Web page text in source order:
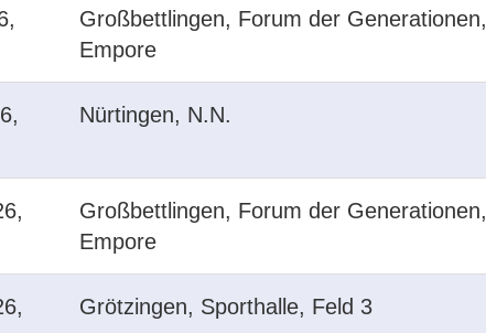
Großbettlingen, Forum der Generationen,
Empore
Nürtingen, N.N.
Großbettlingen, Forum der Generationen,
Empore
Grötzingen, Sporthalle, Feld 3